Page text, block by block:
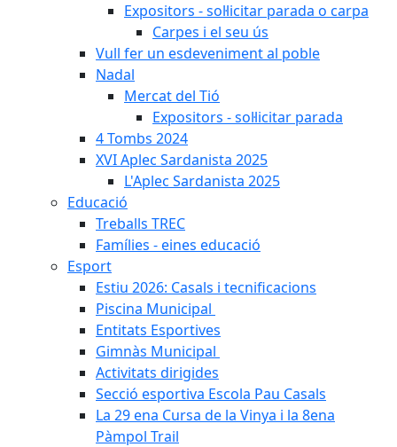
Expositors - sol·licitar parada o carpa
Carpes i el seu ús
Vull fer un esdeveniment al poble
Nadal
Mercat del Tió
Expositors - sol·licitar parada
4 Tombs 2024
XVI Aplec Sardanista 2025
L'Aplec Sardanista 2025
Educació
Treballs TREC
Famílies - eines educació
Esport
Estiu 2026: Casals i tecnificacions
Piscina Municipal
Entitats Esportives
Gimnàs Municipal
Activitats dirigides
Secció esportiva Escola Pau Casals
La 29 ena Cursa de la Vinya i la 8ena
Pàmpol Trail